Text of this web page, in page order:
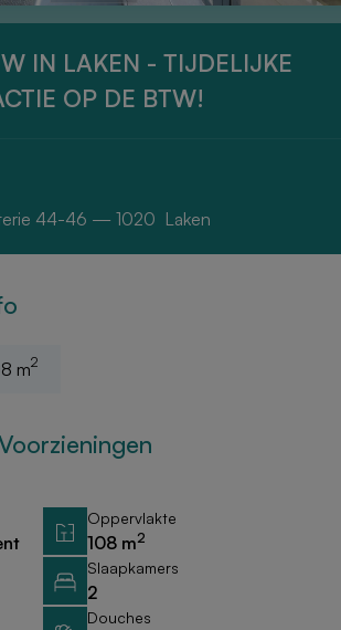
IN LAKEN - TIJDELIJKE
OP DE BTW!
44-46 — 1020 Laken
m2
Oppervlakte
108 m2
Slaapkamers
2
Douches